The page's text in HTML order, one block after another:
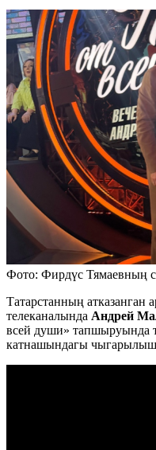
Фото: Фирдүс Тямаевның
Татарстанның атказанган
телеканалында Андрей
всей души»
катнашындагы